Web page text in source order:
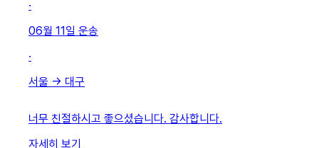
·
06월 11일 운송
·
서울 → 대구
너무 친절하시고 좋으셨습니다. 감사합니다.
자세히 보기